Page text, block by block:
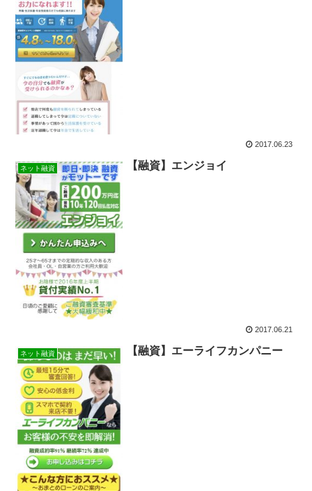
2017.06.23
ネット融資 【融資】エンジョイ
2017.06.21
ネット融資 【融資】エーライフカンパニー